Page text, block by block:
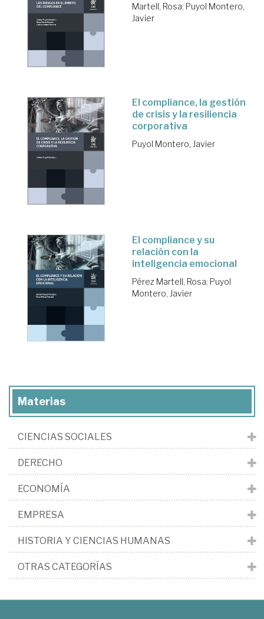
Martell, Rosa; Puyol Montero,
Javier
El compliance, la gestión
de crisis y la resiliencia
corporativa
Puyol Montero, Javier
El compliance y su
relación con la
inteligencia emocional
Pérez Martell, Rosa; Puyol
Montero, Javier
Materias
CIENCIAS SOCIALES
DERECHO
ECONOMÍA
EMPRESA
HISTORIA Y CIENCIAS HUMANAS
OTRAS CATEGORÍAS